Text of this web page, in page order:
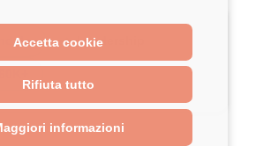
Accetta cookie
Rifiuta tutto
informazioni
contatto con il COO e il
il tuo principale interlocutore
e i tech lead delle
🔹 Leadership